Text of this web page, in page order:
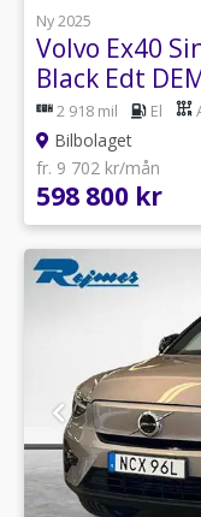
Ny 2025
Volvo Ex40
Black Edt
2 918 mil El
Bilbolaget
fr. 9 702 kr/mån
598 800 kr